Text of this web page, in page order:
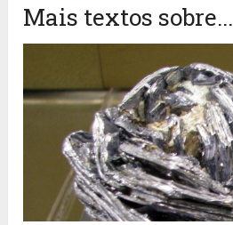
Mais textos sobre...